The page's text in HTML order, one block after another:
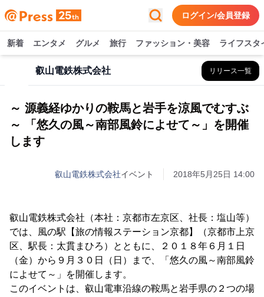
ログイン/会員登録
新着 エンタメ グルメ 旅行 ファッション・美容 ライフスタ
叡山電鉄株式会社 リリース一覧
～ 源義経ゆかりの鞍馬と岩手を涼風でむすぶ
～ 「悠久の風～南部風鈴によせて～」を開催
します
叡山電鉄株式会社イベント 2018年5月25日 14:00
叡山電鉄株式会社（本社：京都市左京区、社長：塩山等）
では、風の駅【旅の情報ステーション京都】（京都市上京
区、駅長：太貫まひろ）とともに、２０１８年６月１日
（金）から９月３０日（日）まで、「悠久の風～南部風鈴
によせて～」を開催します。
このイベントは、叡山電車沿線の鞍馬と岩手県の２つの場